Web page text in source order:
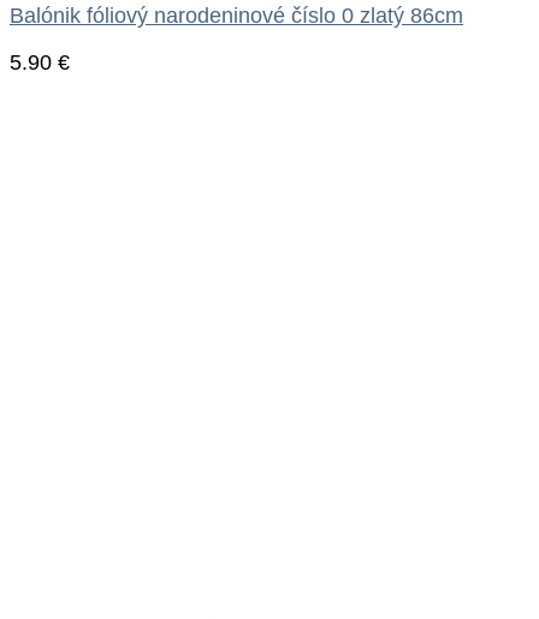
Balónik fóliový narodeninové číslo 0 zlatý 86cm
5.90 €